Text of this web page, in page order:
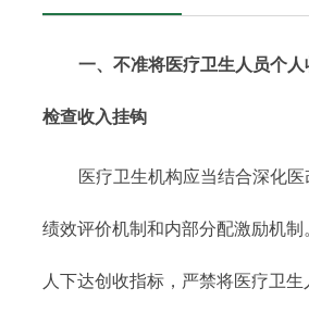
一、不准将医疗卫生人员个
检查收入挂钩
医疗卫生机构应当结合深化
绩效评价机制和内部分配激励机
人下达创收指标，严禁将医疗卫